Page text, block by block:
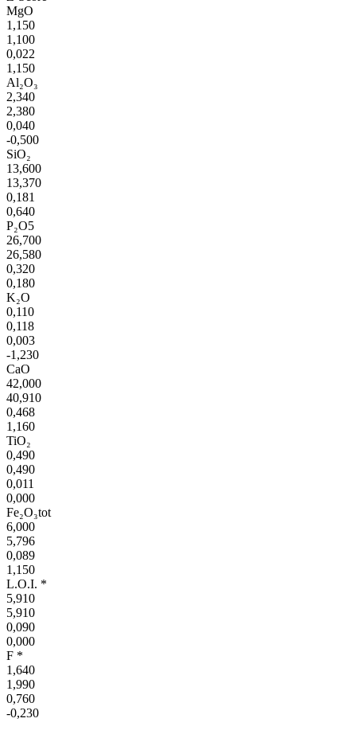
MgO
1,150
1,100
0,022
1,150
Al₂O₃
2,340
2,380
0,040
-0,500
SiO₂
13,600
13,370
0,181
0,640
P₂O5
26,700
26,580
0,320
0,180
K₂O
0,110
0,118
0,003
-1,230
CaO
42,000
40,910
0,468
1,160
TiO₂
0,490
0,490
0,011
0,000
Fe₂O₃tot
6,000
5,796
0,089
1,150
L.O.I. *
5,910
5,910
0,090
0,000
F *
1,640
1,990
0,760
-0,230